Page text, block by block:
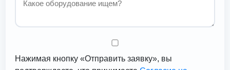
Нажимая кнопку «Отправить заявку», вы